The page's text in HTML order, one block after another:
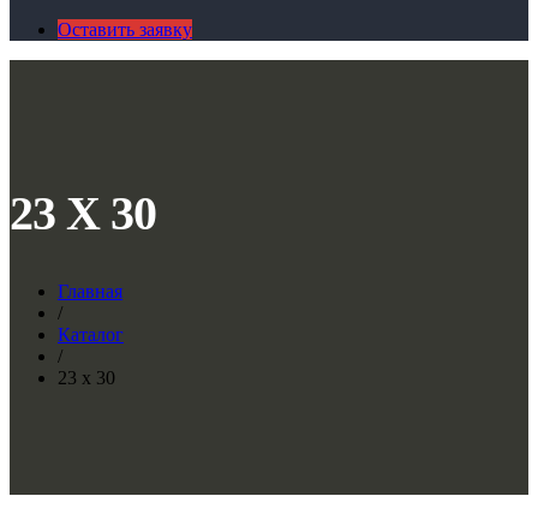
Оставить заявку
23 X 30
Главная
/
Каталог
/
23 x 30